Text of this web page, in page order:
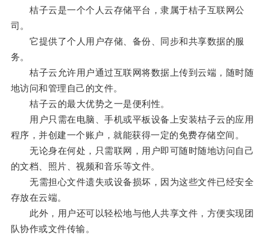
桔子云是一个个人云存储平台，隶属于桔子互联网公
司。
它提供了个人用户存储、备份、同步和共享数据的服
务。
桔子云允许用户通过互联网将数据上传到云端，随时随
地访问和管理自己的文件。
桔子云的最大优势之一是便利性。
用户只需在电脑、手机或平板设备上安装桔子云的应用
程序，并创建一个账户，就能获得一定的免费存储空间。
无论身在何处，只需联网，用户即可随时随地访问自己
的文档、照片、视频和音乐等文件。
无需担心文件遗失或设备损坏，因为这些文件已经安全
存放在云端。
此外，用户还可以轻松地与他人共享文件，方便实现团
队协作或文件传输。